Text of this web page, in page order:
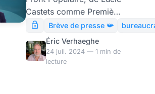
mondialiste
comme ultime
pensée de
gauche
Castets comme Première
Ministre, constitue en soi
un aveu de ce qui unit
encore la gauche
aujourd’hui ou, en tout
Brève de presse 📯
Éric Verhaeghe
24 juil. 2024 — 1 min de
lecture